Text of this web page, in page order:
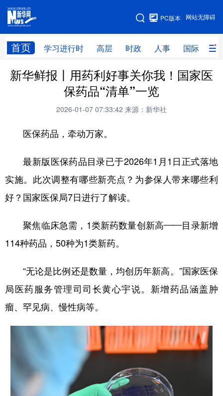
网站无障碍
PC版本
首页 学习进行时 高层 时政 人事 国际 财
网站地图
学习进行时 高层 时政 人事
财经
科技 科创
文化 书画 健康 军事
访谈 视频 图片 政务
法律 中央文件
食品 人居 信息化 数字经济
学术中国 乡村振兴
彩票 娱乐 时尚 悦读
公益 一带一路
文化产业
地方频道
天津 河北
新华鲜报丨用药利好事关你我！国家医
保药品“清单”一览
2026-01-07 07:33:42 来源：新华社
医保药品，牵动万家。
最新版医保药品目录已于2026年1月1日正式落地
实施。此次调整有哪些新亮点？为参保人带来哪些利
好？国家医保局7日进行了解读。
聚焦临床急需，1类新药数量创新高——目录新增
114种药品，50种为1类新药。
“无论是比例还是数量，均创历年新高。”国家医保
局医药服务管理司司长黄心宇说。新增药品涵盖肿
瘤、罕见病、慢性病等。